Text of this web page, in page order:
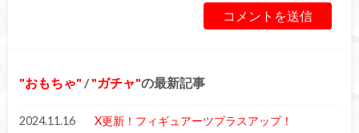
おもちゃ / ガチャ の最新記事
2024.11.16 X更新！フィギュアーツプラスアップ！